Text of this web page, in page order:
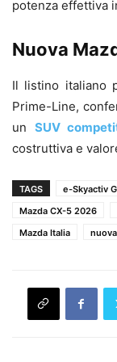
potenza effettiva
Nuova
Il listino italiano
Prime-Line,
un SUV
costruttiva e
TAGS e-Skyactiv G
Mazda CX-5 2026
Mazda Italia